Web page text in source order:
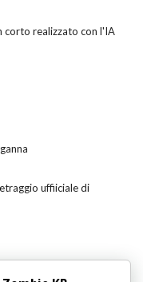
corto realizzato con l'IA
uffiiciale di